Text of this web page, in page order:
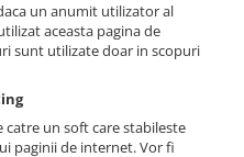
un anumit utilizator al
aceasta pagina de
sunt utilizate doar in scopuri
un soft care stabileste
paginii de internet. Vor fi